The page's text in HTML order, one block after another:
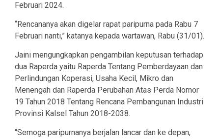
Februari 2024.
“Rencananya akan digelar rapat paripurna pada Rabu 7
Februari nanti,” katanya kepada wartawan, Rabu (31/01).
Jaini mengungkapkan pengambilan keputusan terhadap
dua Raperda yaitu Raperda Tentang Pemberdayaan dan
Perlindungan Koperasi, Usaha Kecil, Mikro dan
Menengah dan Raperda Perubahan Atas Perda Nomor
19 Tahun 2018 Tentang Rencana Pembangunan Industri
Provinsi Kalsel Tahun 2018-2038.
“Semoga paripurnanya berjalan lancar dan ke depan,